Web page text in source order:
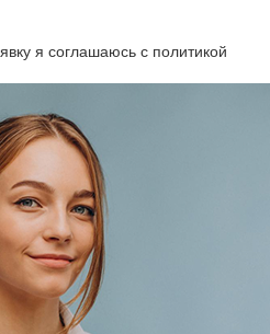
я соглашаюсь с политикой